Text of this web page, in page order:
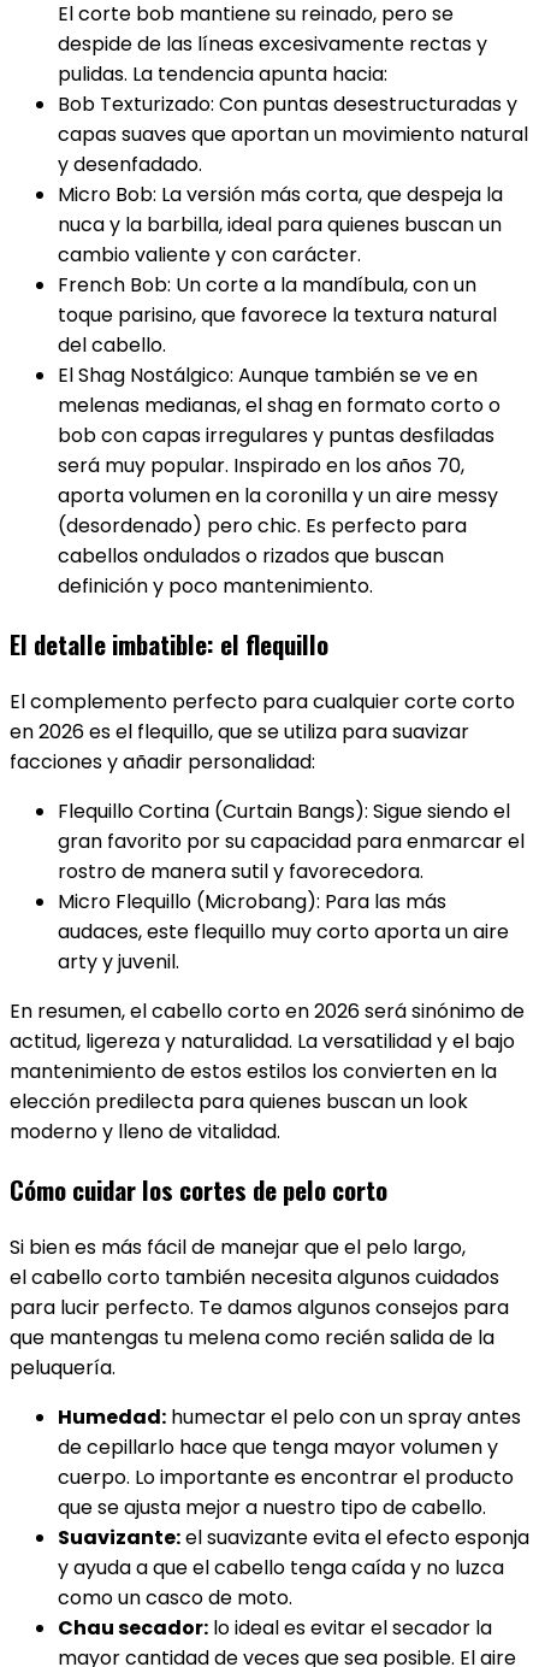
El corte bob mantiene su reinado, pero se
despide de las líneas excesivamente rectas y
pulidas. La tendencia apunta hacia:
Bob Texturizado: Con puntas desestructuradas y
capas suaves que aportan un movimiento natural
y desenfadado.
Micro Bob: La versión más corta, que despeja la
nuca y la barbilla, ideal para quienes buscan un
cambio valiente y con carácter.
French Bob: Un corte a la mandíbula, con un
toque parisino, que favorece la textura natural
del cabello.
El Shag Nostálgico: Aunque también se ve en
melenas medianas, el shag en formato corto o
bob con capas irregulares y puntas desfiladas
será muy popular. Inspirado en los años 70,
aporta volumen en la coronilla y un aire messy
(desordenado) pero chic. Es perfecto para
cabellos ondulados o rizados que buscan
definición y poco mantenimiento.
El detalle imbatible: el flequillo
El complemento perfecto para cualquier corte corto
en 2026 es el flequillo, que se utiliza para suavizar
facciones y añadir personalidad:
Flequillo Cortina (Curtain Bangs): Sigue siendo el
gran favorito por su capacidad para enmarcar el
rostro de manera sutil y favorecedora.
Micro Flequillo (Microbang): Para las más
audaces, este flequillo muy corto aporta un aire
arty y juvenil.
En resumen, el cabello corto en 2026 será sinónimo de
actitud, ligereza y naturalidad. La versatilidad y el bajo
mantenimiento de estos estilos los convierten en la
elección predilecta para quienes buscan un look
moderno y lleno de vitalidad.
Cómo cuidar los cortes de pelo corto
Si bien es más fácil de manejar que el pelo largo,
el cabello corto también necesita algunos cuidados
para lucir perfecto. Te damos algunos consejos para
que mantengas tu melena como recién salida de la
peluquería.
Humedad: humectar el pelo con un spray antes
de cepillarlo hace que tenga mayor volumen y
cuerpo. Lo importante es encontrar el producto
que se ajusta mejor a nuestro tipo de cabello.
Suavizante:el suavizante evita el efecto esponja
y ayuda a que el cabello tenga caída y no luzca
como un casco de moto.
Chau secador: lo ideal es evitar el secador la
mayor cantidad de veces que sea posible. El aire